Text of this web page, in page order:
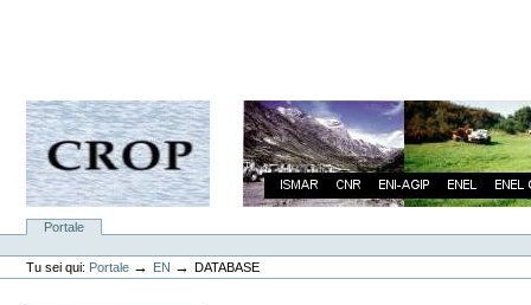
navigazione
Portale
Strumenti
personali
Tu sei qui: Portale → EN →DATABASE